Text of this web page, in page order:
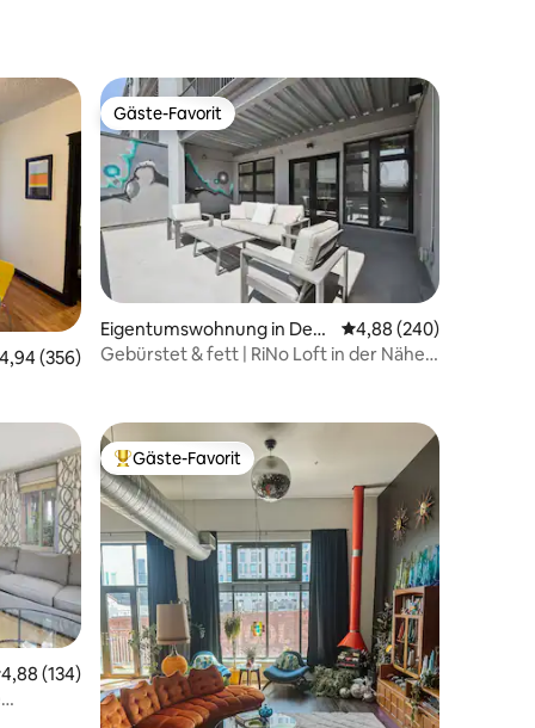
Bewertungen
Bewertung: 4,94 von 5, 356 Bewertungen
4,94 (356)
Gäste-Favorit
Gäste-Favorit
Eigentumswohnung in Den
ver
Durchschnittliche
4,88 (240)
Gebürstet & fett | RiNo Loft in der Nähe
Bewertungen Bewertung: 4,88 von 5, 134 Bewertungen
4,88 (134)
Beliebter Gäste-Favorit.
Gäste-Favorit